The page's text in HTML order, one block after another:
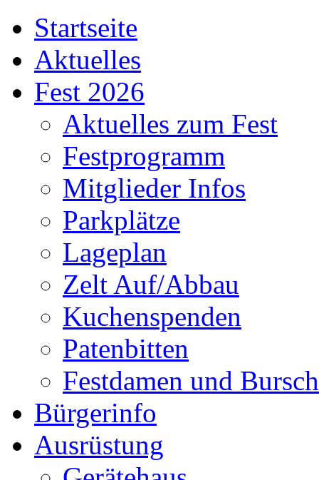
Startseite
Aktuelles
Fest 2026
Aktuelles zum Fest
Festprogramm
Mitglieder Infos
Parkplätze
Lageplan
Zelt Auf/Abbau
Kuchenspenden
Patenbitten
Festdamen und
Bürgerinfo
Ausrüstung